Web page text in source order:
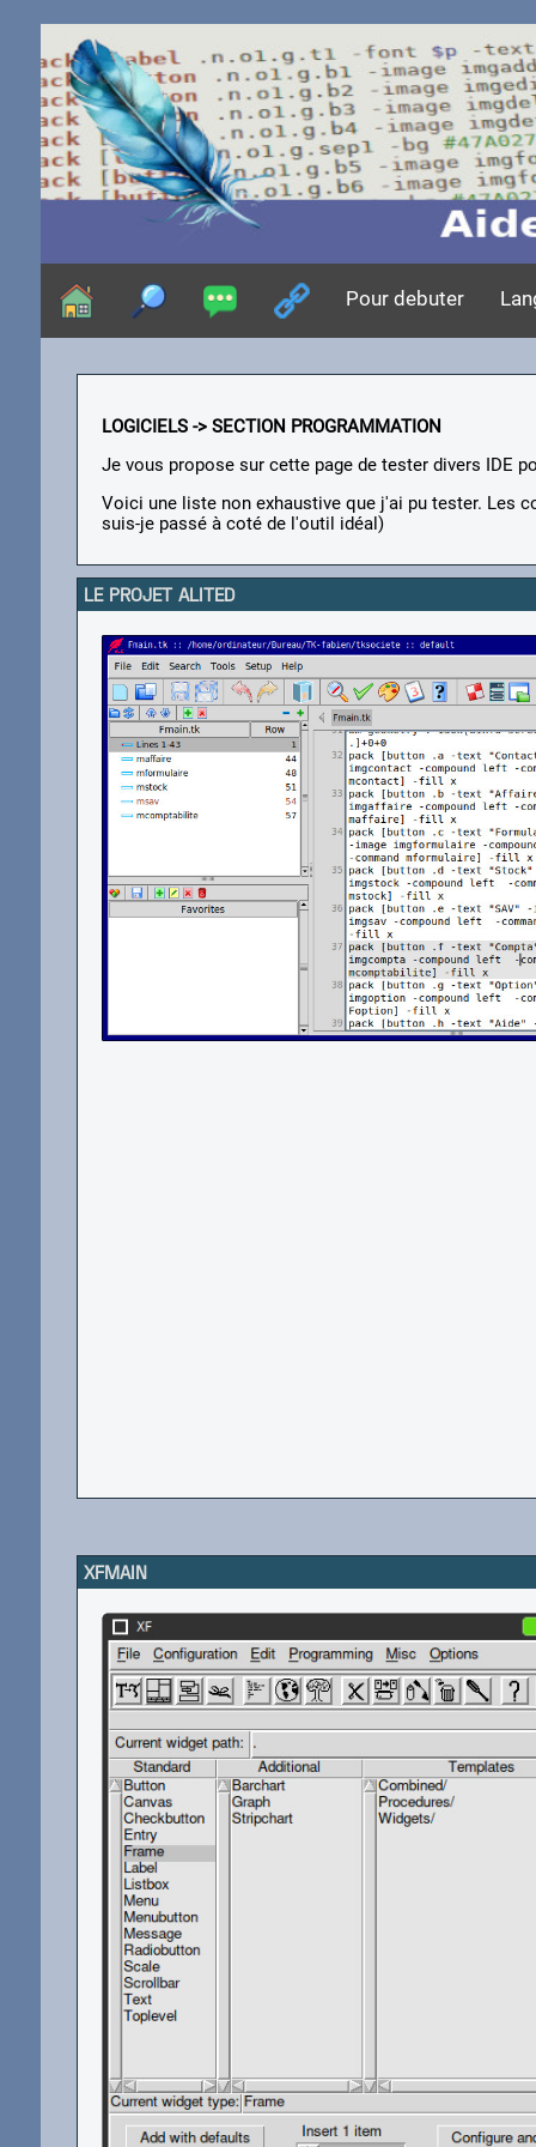
Pour debuter
LOGICIELS -> SECTION PROGRAMMATION
Je vous propose sur cette page de tester divers IDE
Voici une liste non exhaustive que j'ai pu tester. Les
suis-je passé à coté de l'outil idéal)
LE PROJET ALITED
XFMAIN